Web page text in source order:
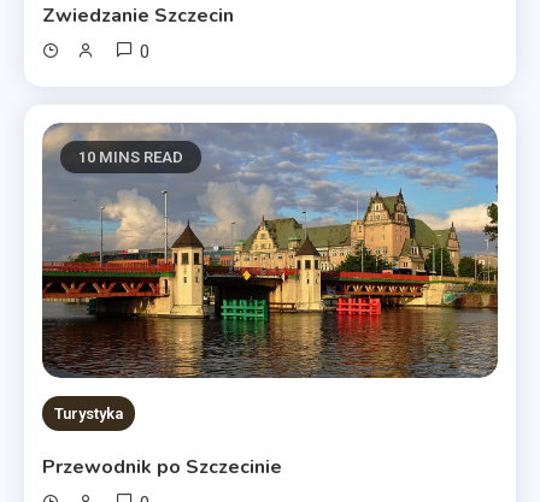
Zwiedzanie Szczecin
0
10 MINS READ
Turystyka
Przewodnik po Szczecinie